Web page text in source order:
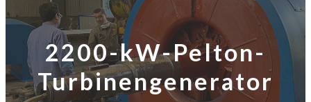
2200-kW-Pelton-
Turbinengenerator